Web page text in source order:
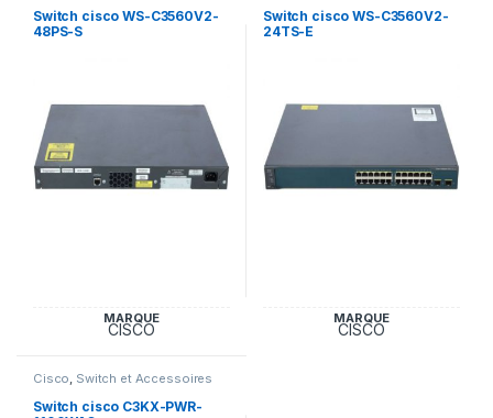
Switch cisco WS-C3560V2-
48PS-S
MARQUE
CISCO
Switch cisco WS-C3560V2-
24TS-E
MARQUE
CISCO
Cisco, Switch et Accessoires
Switch cisco C3KX-PWR-